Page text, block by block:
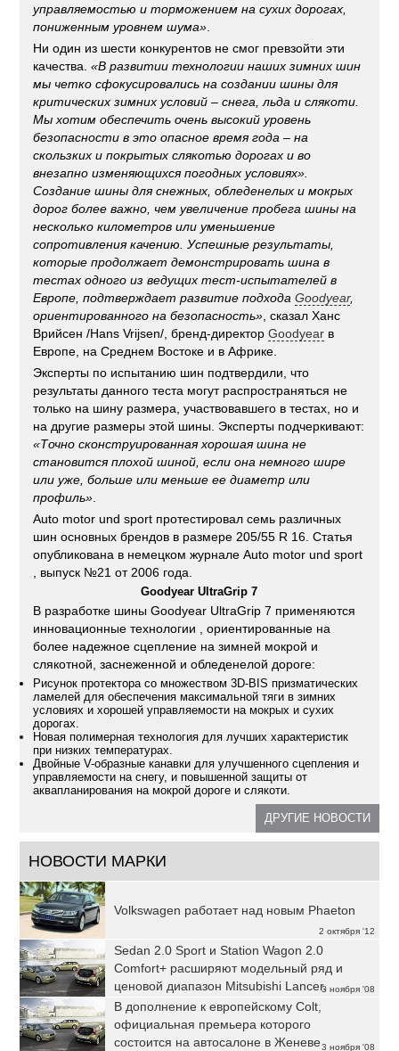
управляемостью и торможением на сухих дорогах,
пониженным уровнем шума»
Ни один из шести конкурентов не смог превзойти эти
качества.«В развитии технологии наших зимних шин
мы четко сфокусировались на создании шины для
критических зимних условий – снега, льда и слякоти.
Мы хотим обеспечить очень высокий уровень
безопасности в это опасное время года – на
скользких и покрытых слякотью дорогах и во
внезапно изменяющихся погодных условиях».
Создание шины для снежных, обледенелых и мокрых
дорог более важно, чем увеличение пробега шины на
несколько километров или уменьшение
сопротивления качению. Успешные результаты,
которые продолжает демонстрировать шина в
тестах одного из ведущих тест-испытателей в
Европе, подтверждает развитие подходаGoodyear,
ориентированного на безопасность» , сказал Ханс
Врийсен /Hans Vrijsen/, бренд-директорGoodyear в
Европе, на Среднем Востоке и в Африке.
Эксперты по испытанию шин подтвердили, что
результаты данного теста могут распространяться не
только на шину размера, участвовавшего в тестах, но и
на другие размеры этой шины. Эксперты подчеркивают:
«Точно сконструированная хорошая шина не
становится плохой шиной, если она немного шире
или уже, больше или меньше ее диаметр или
профиль»
Auto motor und sport протестировал семь различных
шин основных брендов в размере 205/55 R 16. Статья
опубликована в немецком журнале Auto motor und sport
, выпуск №21 от 2006 года.
Goodyear UltraGrip 7
В разработке шины Goodyear UltraGrip 7 применяются
инновационные технологии , ориентированные на
более надежное сцепление на зимней мокрой и
слякотной, заснеженной и обледенелой дороге:
Рисунок протектора со множеством 3D-BIS призматических
ламелей для обеспечения максимальной тяги в зимних
условиях и хорошей управляемости на мокрых и сухих
дорогах.
Новая полимерная технология для лучших характеристик
при низких температурах.
Двойные V-образные канавки для улучшенного сцепления и
управляемости на снегу, и повышенной защиты от
аквапланирования на мокрой дороге и слякоти.
ДРУГИЕ НОВОСТИ
НОВОСТИ МАРКИ
2 октября '12
Volkswagen работает над новым Phaeton
3 ноября '08
Sedan 2.0 Sport и Station Wagon 2.0
Comfort+ расширяют модельный ряд и
ценовой диапазон Mitsubishi Lancer.
3 ноября '08
В дополнение к европейскому Colt,
официальная премьера которого
состоится на автосалоне в Женеве